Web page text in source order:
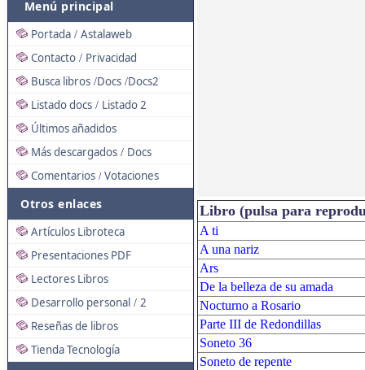
Menú principal
Portada / Astalaweb
Contacto / Privacidad
Busca libros /Docs /Docs2
Listado docs / Listado 2
Últimos añadidos
Más descargados / Docs
Comentarios / Votaciones
Otros enlaces
Artículos Libroteca
Presentaciones PDF
Lectores Libros
Desarrollo personal / 2
Reseñas de libros
Tienda Tecnología
Libro (pulsa para
A ti
A una nariz
Ars
De la belleza de su amada
Nocturno a Rosario
Parte III de Redondillas
Soneto 36
Soneto de repente